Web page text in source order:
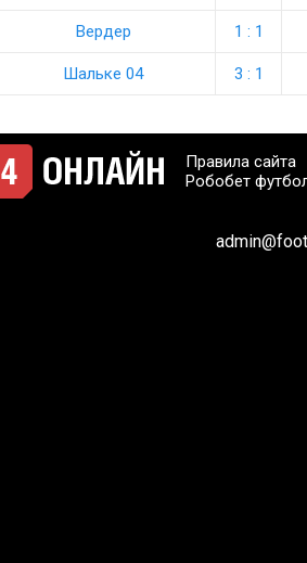
Вердер 1 : 1
Шальке 04 3 : 1
Правила сайта
Робобет